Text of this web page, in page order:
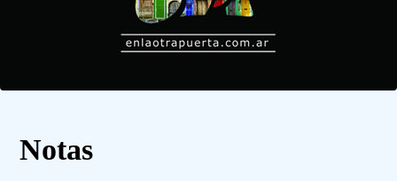
Notas